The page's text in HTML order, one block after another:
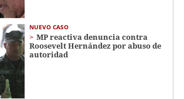
NUEVO CASO
MP reactiva denuncia contra
Roosevelt Hernández por abuso de
autoridad